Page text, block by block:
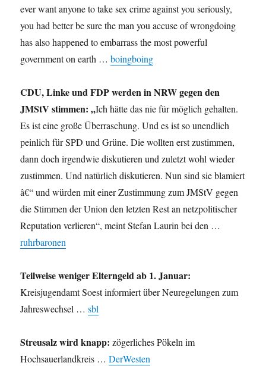
ever want anyone to take sex crime against you seriously,
you had better be sure the man you accuse of wrongdoing
has also happened to embarrass the most powerful
government on earth …boingboing
CDU, Linke und FDP werden in NRW gegen den
JMStV stimmen: „Ich hätte das nie für möglich gehalten.
Es ist eine große Überraschung. Und es ist so unendlich
peinlich für SPD und Grüne. Die wollten erst zustimmen,
dann doch irgendwie diskutieren und zuletzt wohl wieder
zustimmen. Und natürlich diskutieren. Nun sind sie blamiert
â€“ und würden mit einer Zustimmung zum JMStV gegen
die Stimmen der Union den letzten Rest an netzpolitischer
Reputation verlieren“, meint Stefan Laurin bei den …
ruhrbaronen
Teilweise weniger Elterngeld ab 1. Januar:
Kreisjugendamt Soest informiert über Neuregelungen zum
Jahreswechsel …sbl
Streusalz wird knapp: zögerliches Pökeln im
Hochsauerlandkreis …DerWesten